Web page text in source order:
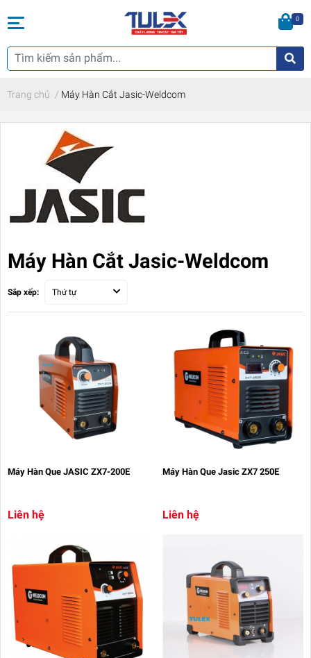
0
Trang chủ / Máy Hàn Cắt Jasic-Weldcom
Máy Hàn Cắt Jasic-Weldcom
Sắp xếp: Thứ tự
Máy Hàn Que JASIC ZX7-200E
Liên hệ
Máy Hàn Que Jasic ZX7 250E
Liên hệ